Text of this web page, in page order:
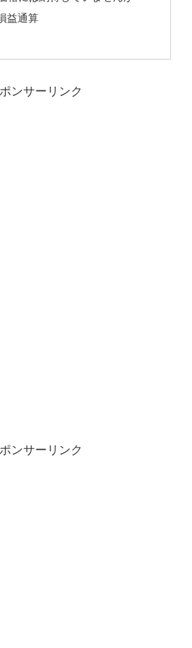
益通算
ンサーリンク
ンサーリンク